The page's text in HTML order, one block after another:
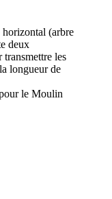
horizontal (arbre
deux
transmettre les
longueur de
le Moulin